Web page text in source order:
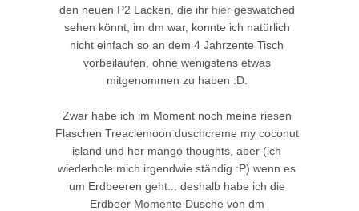
den neuen P2 Lacken, die ihr hiergeswatched
sehen könnt, im dm war, konnte ich natürlich
nicht einfach so an dem 4 Jahrzente Tisch
vorbeilaufen, ohne wenigstens etwas
mitgenommen zu haben :D.
Zwar habe ich im Moment noch meine riesen
Flaschen Treaclemoon duschcreme my coconut
island und her mango thoughts, aber (ich
wiederhole mich irgendwie ständig :P) wenn es
um Erdbeeren geht... deshalb habe ich die
Erdbeer Momente Dusche von dm